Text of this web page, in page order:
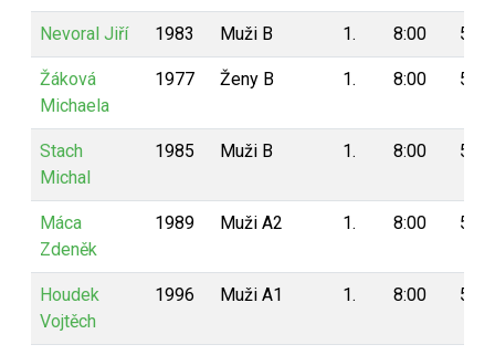
Nevoral Jiří 1983 Muži B 1. 8:00 5
Žáková
Michaela
1977 Ženy B 1. 8:00 5
Stach
Michal
1985 Muži B 1. 8:00 5
Máca
Zdeněk
1989 Muži A2 1. 8:00 5
Houdek
Vojtěch
1996 Muži A1 1. 8:00 5